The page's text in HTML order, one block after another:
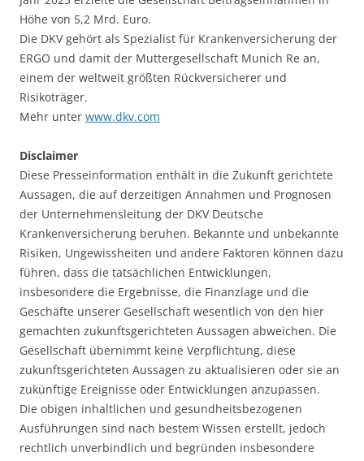
Höhe von 5,2 Mrd. Euro.
Die DKV gehört als Spezialist für Krankenversicherung der
ERGO und damit der Muttergesellschaft Munich Re an,
einem der weltweit größten Rückversicherer und
Risikoträger.
Mehr unter www.dkv.com
Disclaimer
Diese Presseinformation enthält in die Zukunft gerichtete
Aussagen, die auf derzeitigen Annahmen und Prognosen
der Unternehmensleitung der DKV Deutsche
Krankenversicherung beruhen. Bekannte und unbekannte
Risiken, Ungewissheiten und andere Faktoren können dazu
führen, dass die tatsächlichen Entwicklungen,
insbesondere die Ergebnisse, die Finanzlage und die
Geschäfte unserer Gesellschaft wesentlich von den hier
gemachten zukunftsgerichteten Aussagen abweichen. Die
Gesellschaft übernimmt keine Verpflichtung, diese
zukunftsgerichteten Aussagen zu aktualisieren oder sie an
zukünftige Ereignisse oder Entwicklungen anzupassen.
Die obigen inhaltlichen und gesundheitsbezogenen
Ausführungen sind nach bestem Wissen erstellt, jedoch
rechtlich unverbindlich und begründen insbesondere